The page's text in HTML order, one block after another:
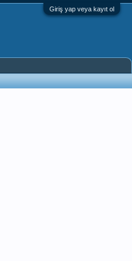
Giriş yap veya kayıt ol